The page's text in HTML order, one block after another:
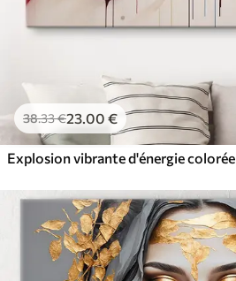
38.33€23.00 €
Explosion vibrante d'énergie colorée